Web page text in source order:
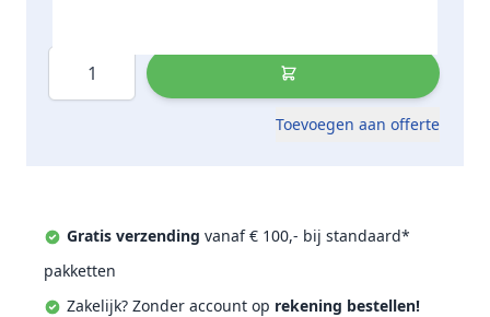
Aantal
Toevoegen aan offerte
Gratis verzending vanaf € 100,- bij standaard*
pakketten
Zakelijk? Zonder account op rekening bestellen!